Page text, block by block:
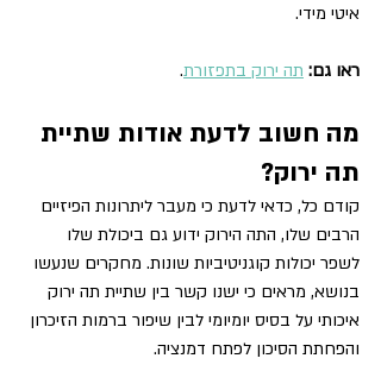
איטי מידי.
ראו גם: תה ירוק בתפזורת.
מה חשוב לדעת אודות שתיית
תה ירוק?
קודם כל, כדאי לדעת כי מעבר ליתרונות הפיזיים
הרבים שלו, התה הירוק ידוע גם ביכולת שלו
לשפר יכולות קוגניטיביות שונות. מחקרים שנעשו
בנושא, מראים כי ישנו קשר בין שתיית תה ירוק
איכותי על בסיס יומיומי לבין שיפור ברמות הזיכרון
והפחתת הסיכון לפתח דמנציה.